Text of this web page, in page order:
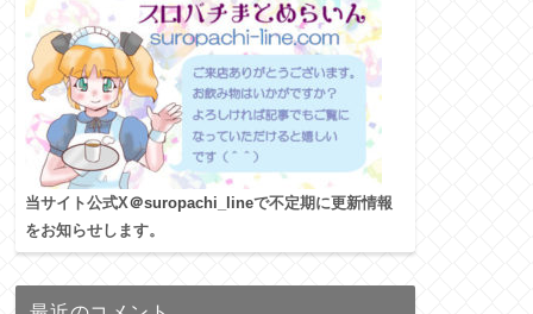
当サイト公式X＠suropachi_lineで不定期に更新情報
をお知らせします。